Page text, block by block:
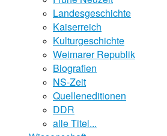
Landesgeschichte
Kaiserreich
Kulturgeschichte
Weimarer Republik
Biografien
NS-Zeit
Quelleneditionen
DDR
alle Titel...